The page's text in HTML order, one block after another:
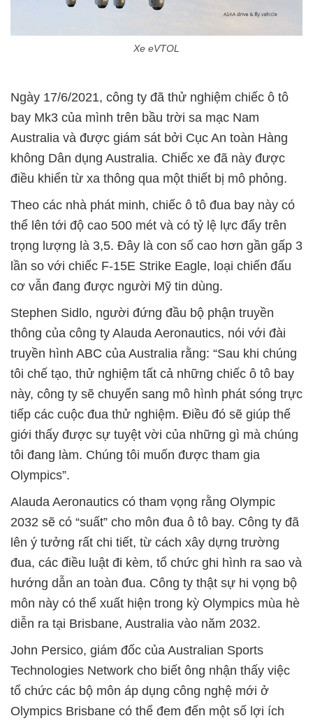
Xe eVTOL
Ngày 17/6/2021, công ty đã thử nghiệm chiếc ô tô
bay Mk3 của mình trên bầu trời sa mạc Nam
Australia và được giám sát bởi Cục An toàn Hàng
không Dân dụng Australia. Chiếc xe đã này được
điều khiển từ xa thông qua một thiết bị mô phỏng.
Theo các nhà phát minh, chiếc ô tô đua bay này có
thể lên tới độ cao 500 mét và có tỷ lệ lực đẩy trên
trọng lượng là 3,5. Đây là con số cao hơn gần gấp 3
lần so với chiếc F-15E Strike Eagle, loại chiến đấu
cơ vẫn đang được người Mỹ tin dùng.
Stephen Sidlo, người đứng đầu bộ phận truyền
thông của công ty Alauda Aeronautics, nói với đài
truyền hình ABC của Australia rằng: “Sau khi chúng
tôi chế tạo, thử nghiệm tất cả những chiếc ô tô bay
này, công ty sẽ chuyển sang mô hình phát sóng trực
tiếp các cuộc đua thử nghiệm. Điều đó sẽ giúp thế
giới thấy được sự tuyệt vời của những gì mà chúng
tôi đang làm. Chúng tôi muốn được tham gia
Olympics”.
Alauda Aeronautics có tham vọng rằng Olympic
2032 sẽ có “suất” cho môn đua ô tô bay. Công ty đã
lên ý tưởng rất chi tiết, từ cách xây dựng trường
đua, các điều luật đi kèm, tổ chức ghi hình ra sao và
hướng dẫn an toàn đua. Công ty thật sự hi vọng bộ
môn này có thể xuất hiện trong kỳ Olympics mùa hè
diễn ra tại Brisbane, Australia vào năm 2032.
John Persico, giám đốc của Australian Sports
Technologies Network cho biết ông nhận thấy việc
tổ chức các bộ môn áp dụng công nghệ mới ở
Olympics Brisbane có thể đem đến một số lợi ích